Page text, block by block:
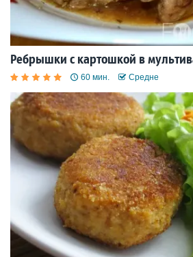
Ребрышки с картошкой в
60 мин. Средне